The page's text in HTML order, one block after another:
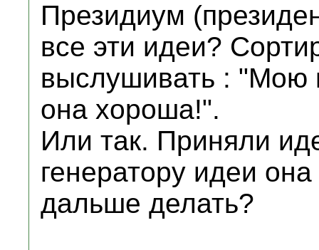
Президиум
все эти идеи?
выслушивать : "Мою
она хороша!".
Или так. Приняли
генератору идеи
дальше делать?